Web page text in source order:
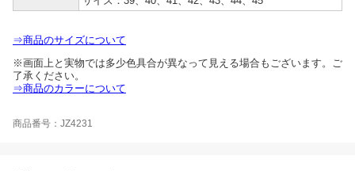
⇒商品のサイズについて
※画面上と実物では多少色具合が異なって見える場合もございます。ご
了承ください。
⇒商品のカラーについて
商品番号：JZ4231